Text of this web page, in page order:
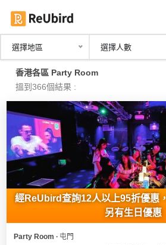
繁
中
EN
登
入
冊
服
選擇地區 選擇人數
香港各區 Party Room
搵到366個結果 :
經ReUbird查詢12人以上95折優惠
另有生日優惠
Party Room ∙ 屯門